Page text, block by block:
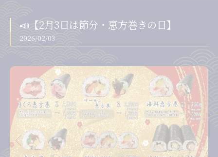
📣【2月3日は節分・恵方巻きの日】
2026/02/03